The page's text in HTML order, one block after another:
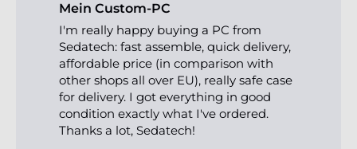
Mein Custom-PC
I'm really happy buying a PC from
Sedatech: fast assemble, quick delivery,
affordable price (in comparison with
other shops all over EU), really safe case
for delivery. I got everything in good
condition exactly what I've ordered.
Thanks a lot, Sedatech!